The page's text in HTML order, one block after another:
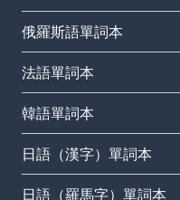
俄羅斯語單詞本
法語單詞本
韓語單詞本
日語（漢字）單詞本
日語（羅馬字）單詞本